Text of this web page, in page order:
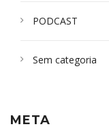
PODCAST
Sem categoria
META